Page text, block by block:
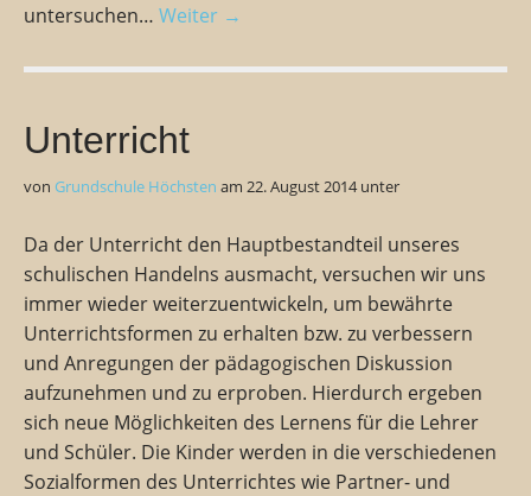
untersuchen… Weiter →
Unterricht
von Grundschule Höchsten am 22. August 2014unter
Da der Unterricht den Hauptbestandteil unseres
schulischen Handelns ausmacht, versuchen wir uns
immer wieder weiterzuentwickeln, um bewährte
Unterrichtsformen zu erhalten bzw. zu verbessern
und Anregungen der pädagogischen Diskussion
aufzunehmen und zu erproben. Hierdurch ergeben
sich neue Möglichkeiten des Lernens für die Lehrer
und Schüler. Die Kinder werden in die verschiedenen
Sozialformen des Unterrichtes wie Partner- und